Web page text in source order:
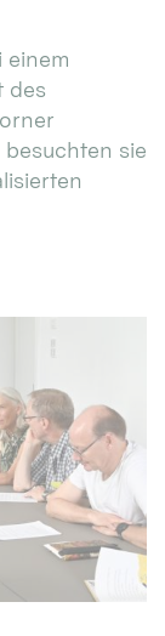
einem
des
sie